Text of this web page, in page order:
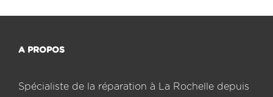
A PROPOS
Spécialiste de la réparation à La Rochelle depuis